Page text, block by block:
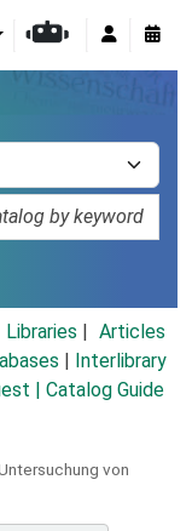
Libraries
Articles
Interlibrary
| Catalog Guide
von